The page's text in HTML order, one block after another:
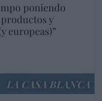
poniendo
y
europeas)”
LA CASA BLANCA